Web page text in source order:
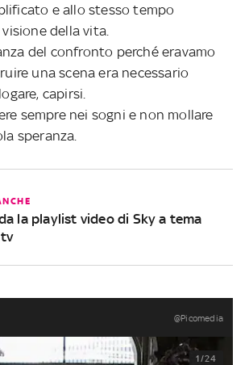
e allo stesso tempo
della vita.
del confronto perché eravamo
una scena era necessario
capirsi.
sempre nei sogni e non mollare
speranza.
la playlist video di Sky a tema
@Picomedia
1/24